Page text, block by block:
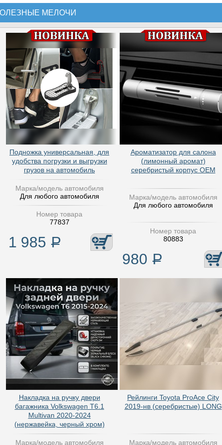
МЕЛОЧИ
Подножка универсальная, для
удобства погрузки и выгрузки
грузов на автомобиль
Марка/модель автомобиля
Для любого автомобиля
Номер товара
77837
1 985 Р
Ароматизатор для салона
(лимонный аромат)
серебристый корпус OEM
Марка/модель автомобиля
Для любого автомобиля
Номер товара
80883
980 Р
Накладка на ручку двери
багажника Volkswagen T6.1
Multivan 2020-2024
(нержавейка, черный хром)
Марка/модель автомобиля
Рейлинги Toyota ProAce City
2019-нв (серебристые) LONG
Марка/модель автомобиля